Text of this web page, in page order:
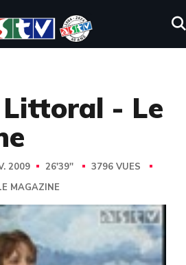
Littoral - Le
2009 26'39''
3796 VUES
MAGAZINE